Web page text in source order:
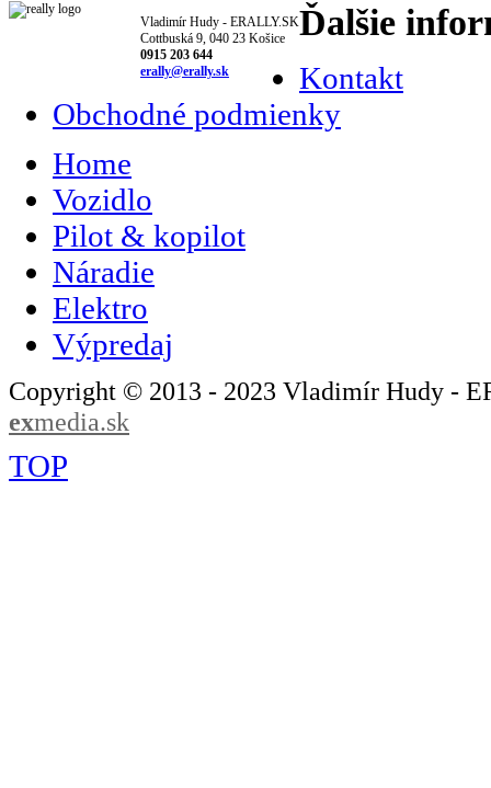
Vladimír Hudy - ERALLY.SK
Cottbuská 9, 040 23 Košice
0915 203 644
erally@erally.sk
Ďalšie
Kontakt
Obchodné podmienky
Home
Vozidlo
Pilot & kopilot
Náradie
Elektro
Výpredaj
Copyright © 2013 - 2023 Vladimír Hudy -
exmedia.sk
TOP